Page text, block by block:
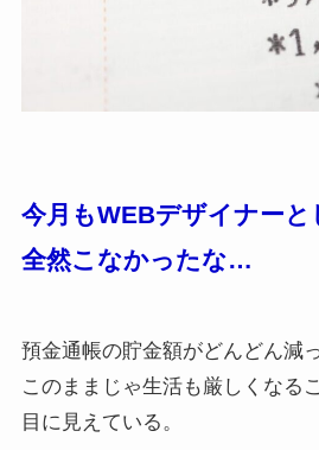
今月もWEBデザイナーと
全然こなかったな…
預金通帳の貯金額がどんどん減
このままじゃ生活も厳しくなる
目に見えている。